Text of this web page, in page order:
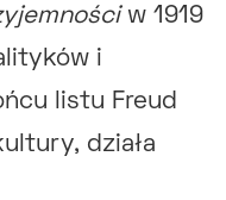
w 1919
i
listu Freud
działa